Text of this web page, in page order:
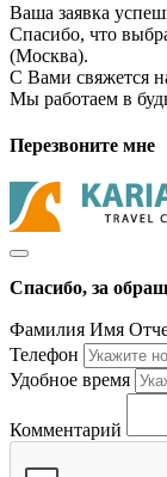
Ваша заявка
Спасибо, что
(Москва).
С Вами свяжется
Мы работаем в
Перезвоните мне
Спасибо, за
Фамилия Имя
Телефон
Удобное время
Комментарий